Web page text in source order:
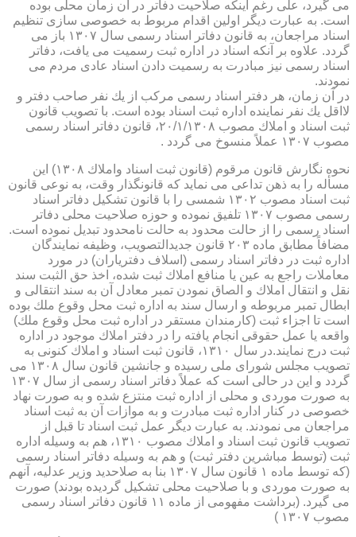
می گیرد، علی رغم اینكه صلاحیت دفاتر در آن زمان محلی بوده
است. به عبارت دیگر اولین اقدام مربوط به خصوصی سازی تنظیم
اسناد مراجعان، به قانون دفاتر اسناد رسمی سال ۱۳۰۷ باز می
گردد. علاوه بر آنكه اسناد در اداره ثبت رسمیت می یافت، دفاتر
اسناد رسمی نیز مبادرت به رسمیت دادن اسناد عادی مردم می
نمودند.
در آن زمان، هر دفتر اسناد رسمی مركب از یك نفر صاحب دفتر و
لااقل یك نفر نماینده اداره ثبت اسناد بوده است. با تصویب قانون
ثبت اسناد و املاك مصوب ۲۰/۱/۱۳۰۸، قانون دفاتر اسناد رسمی
مصوب ۱۳۰۷ عملاً منسوخ می گردد .
نحوه نگارش قانون مرقوم (قانون ثبت اسناد واملاك ۱۳۰۸) این
مسأله را به ذهن تداعی می نماید كه قانونگذار وقت، به نوعی قانون
ثبت اسناد مصوب ۱۳۰۲ شمسی را با قانون تشكیل دفاتر اسناد
رسمی مصوب ۱۳۰۷ تلفیق نموده و حوزه صلاحیت محلی دفاتر
اسناد رسمی را از حالت محدود به حالت نامحدود تبدیل نموده است.
مضافاً مطابق ماده ۲۰۳ قانون جدیدالتصویب، وظیفه نمایندگان
اداره ثبت در دفاتر اسناد رسمی (اسلاف دفتریاران) در مورد
معاملات راجع به عین یا منافع املاك ثبت شده، اخذ حق الثبت سند
نقل و انتقال املاك و الصاق نمودن تمبر معادل آن به سند انتقالی و
ابطال تمبر مربوطه و ارسال سند به اداره ثبت محل وقوع ملك بوده
است تا اجزاء ثبت (كارمندان مستقر در اداره ثبت محل وقوع ملك)
واقعه یا عمل حقوقی انجام یافته را در دفتر املاك موجود در اداره
ثبت درج نمایند.در سال ۱۳۱۰، قانون ثبت اسناد و املاك كنونی به
تصویب مجلس شورای ملی رسیده و جانشین قانون سال ۱۳۰۸ می
گردد و این در حالی است كه عملاً دفاتر اسناد رسمی از سال ۱۳۰۷
به صورت موردی و محلی از اداره ثبت منتزع شده و به صورت نهاد
خصوصی در كنار اداره ثبت مبادرت و به موازات آن به ثبت اسناد
مراجعان می نمودند. به عبارت دیگر عمل ثبت اسناد تا قبل از
تصویب قانون ثبت اسناد و املاك مصوب ۱۳۱۰، هم به وسیله اداره
ثبت (توسط مباشرین دفتر ثبت) و هم به وسیله دفاتر اسناد رسمی
(كه توسط ماده ۱ قانون سال ۱۳۰۷ بنا به صلاحدید وزیر عدلیه، آنهم
به صورت موردی و با صلاحیت محلی تشكیل گردیده بودند) صورت
می گیرد. (برداشت مفهومی از ماده ۱۱ قانون دفاتر اسناد رسمی
مصوب ۱۳۰۷ )